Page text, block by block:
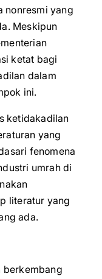
nonresmi yang
Meskipun
ketat bagi
dalam
ini.
ketidakadilan
yang
fenomena
umrah di
literatur yang
ada.
berkembang